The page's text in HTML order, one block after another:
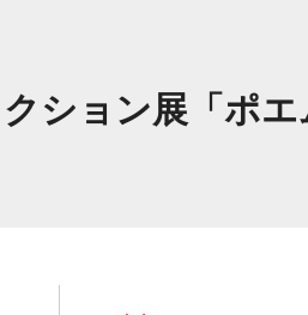
ション展「ポエ